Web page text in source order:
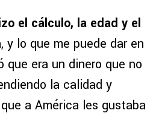
el cálculo, la edad y el
, y lo que me puede dar en
que era un dinero que no
la calidad y
a América les gustaba